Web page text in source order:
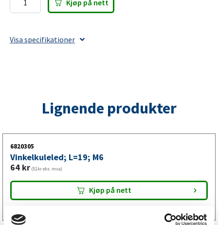
Festeøye
L=22;
Kjøp på nett
Visa specifikationer
Lignende produkter
6820305
Vinkelkuleled; L=19; M6
64 kr (51kr eks. mva)
Kjøp på nett